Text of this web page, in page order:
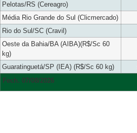
Pelotas/RS (Cereagro)
Média Rio Grande do Sul (Clicmercado)
Rio do Sul/SC (Cravil)
Oeste da Bahia/BA (AIBA)(R$/Sc 60
kg)
Guaratinguetá/SP (IEA) (R$/Sc 60 kg)
Fech. 07/08/2026